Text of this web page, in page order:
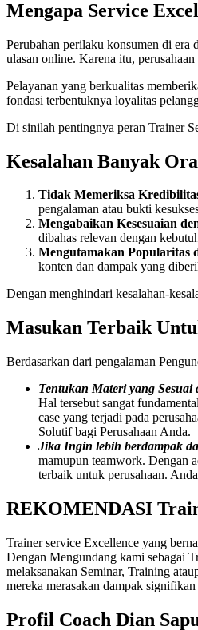
Mengapa Service
Perubahan perilaku konsumen di era
ulasan online. Karena itu,
Pelayanan yang berkualitas
fondasi terbentuknya loyalitas
Di sinilah pentingnya peran Trainer
Kesalahan Banyak
Tidak Memeriksa
pengalaman atau bukti
Mengabaikan Kesesuaian
dibahas relevan dengan
Mengutamakan Popularitas
konten dan dampak yang
Dengan menghindari kesalahan-
Masukan Terbaik
Berdasarkan dari pengalaman
Tentukan Materi yang
Hal tersebut sangat
case yang terjadi pada
Solutif bagi Perusahaan Anda.
Jika Ingin lebih berdampak
mamupun teamwork. Dengan
terbaik untuk perusahaan.
REKOMENDASI
Trainer service Excellence yang
Dengan Mengundang kami sebagai
melaksanakan Seminar, Training
mereka merasakan dampak
Profil Coach Dian